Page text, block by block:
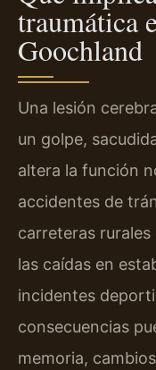
traumática
Goochland
Una lesión
un golpe,
altera la función
accidentes de
carreteras
las caídas en
incidentes
consecuencias
memoria,